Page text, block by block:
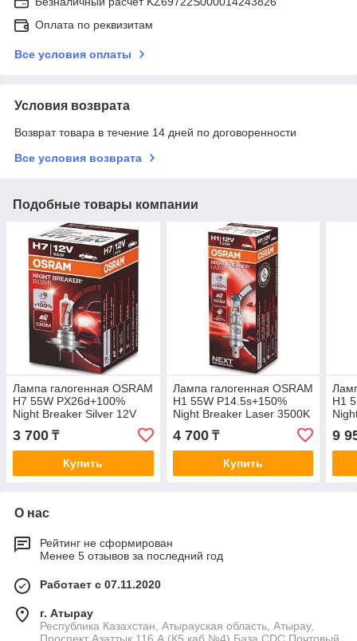
Оплата по реквизитам
Все условия оплаты
Условия возврата
Возврат товара в течение 14 дней по договоренности
Все условия возврата
Подобные товары компании
Лампа галогенная OSRAM
H7 55W PX26d+100%
Night Breaker Silver 12V
3 700 ₸
Купить
Лампа галогенная OSRAM
H1 55W P14.5s+150%
Night Breaker Laser 3500K
4 700₸
Купить
H1
9
О нас
Рейтинг не сформирован
Менее 5 отзывов за последний год
Работает с 07.11.2020
г. Атырау
Республика Казахстан, Атырауская область, Атырау,